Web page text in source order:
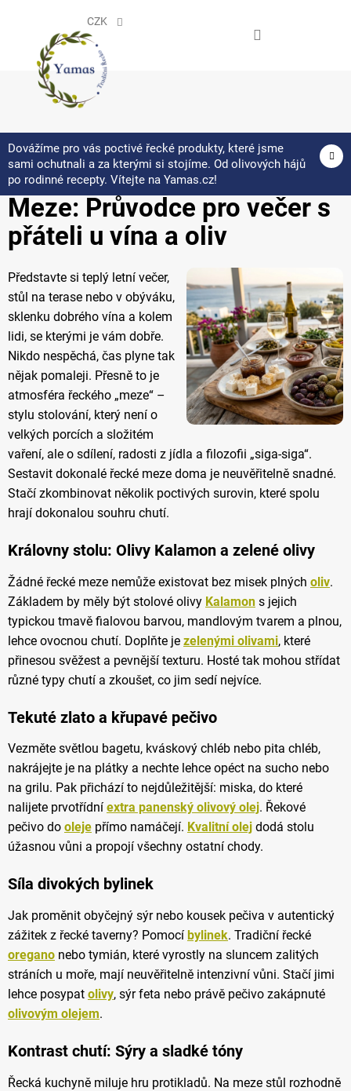
CZK
Dovážíme pro vás poctivé řecké produkty, které jsme
sami ochutnali a za kterými si stojíme. Od olivových hájů
po rodinné recepty. Vítejte na Yamas.cz!
Jak sestavit dokonalé řecké
Meze: Průvodce pro večer s
přáteli u vína a oliv
Představte si teplý letní večer,
stůl na terase nebo v obýváku,
sklenku dobrého vína a kolem
lidi, se kterými je vám dobře.
Nikdo nespěchá, čas plyne tak
nějak pomaleji. Přesně to je
atmosféra řeckého „meze“ –
stylu stolování, který není o
velkých porcích a složitém
vaření, ale o sdílení, radosti z jídla a filozofii „siga-siga“.
Sestavit dokonalé řecké meze doma je neuvěřitelně snadné.
Stačí zkombinovat několik poctivých surovin, které spolu
hrají dokonalou souhru chutí.
Královny stolu: Olivy Kalamon a zelené olivy
Žádné řecké meze nemůže existovat bez misek plných oliv.
Základem by měly být stolové olivy Kalamon s jejich
typickou tmavě fialovou barvou, mandlovým tvarem a plnou,
lehce ovocnou chutí. Doplňte je zelenými olivami, které
přinesou svěžest a pevnější texturu. Hosté tak mohou střídat
různé typy chutí a zkoušet, co jim sedí nejvíce.
Tekuté zlato a křupavé pečivo
Vezměte světlou bagetu, kváskový chléb nebo pita chléb,
nakrájejte je na plátky a nechte lehce opéct na sucho nebo
na grilu. Pak přichází to nejdůležitější: miska, do které
nalijete prvotřídní extra panenský olivový olej. Řekové
pečivo do oleje přímo namáčejí. Kvalitní olej dodá stolu
úžasnou vůni a propojí všechny ostatní chody.
Síla divokých bylinek
Jak proměnit obyčejný sýr nebo kousek pečiva v autentický
zážitek z řecké taverny? Pomocí bylinek. Tradiční řecké
oregano nebo tymián, které vyrostly na sluncem zalitých
stráních u moře, mají neuvěřitelně intenzivní vůni. Stačí jimi
lehce posypat olivy, sýr feta nebo právě pečivo zakápnuté
olivovým olejem.
Kontrast chutí: Sýry a sladké tóny
Řecká kuchyně miluje hru protikladů. Na meze stůl rozhodně